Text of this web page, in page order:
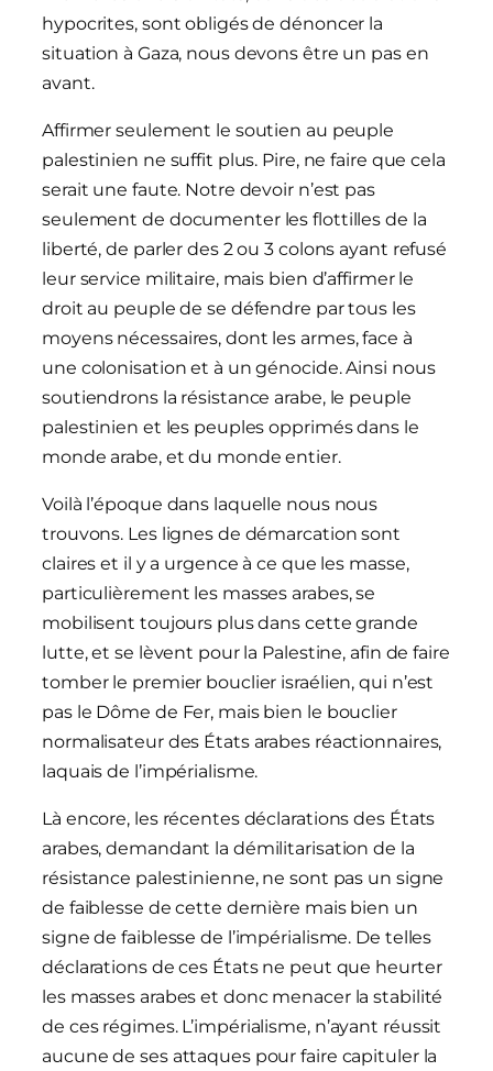
hypocrites, sont obligés de dénoncer la
situation à Gaza, nous devons être un pas en
avant.
Affirmer seulement le soutien au peuple
palestinien ne suffit plus. Pire, ne faire que cela
serait une faute. Notre devoir n’est pas
seulement de documenter les flottilles de la
liberté, de parler des 2 ou 3 colons ayant refusé
leur service militaire, mais bien d’affirmer le
droit au peuple de se défendre par tous les
moyens nécessaires, dont les armes, face à
une colonisation et à un génocide. Ainsi nous
soutiendrons la résistance arabe, le peuple
palestinien et les peuples opprimés dans le
monde arabe, et du monde entier.
Voilà l’époque dans laquelle nous nous
trouvons. Les lignes de démarcation sont
claires et il y a urgence à ce que les masse,
particulièrement les masses arabes, se
mobilisent toujours plus dans cette grande
lutte, et se lèvent pour la Palestine, afin de faire
tomber le premier bouclier israélien, qui n’est
pas le Dôme de Fer, mais bien le bouclier
normalisateur des États arabes réactionnaires,
laquais de l’impérialisme.
Là encore, les récentes déclarations des États
arabes, demandant la démilitarisation de la
résistance palestinienne, ne sont pas un signe
de faiblesse de cette dernière mais bien un
signe de faiblesse de l’impérialisme. De telles
déclarations de ces États ne peut que heurter
les masses arabes et donc menacer la stabilité
de ces régimes. L’impérialisme, n’ayant réussit
aucune de ses attaques pour faire capituler la